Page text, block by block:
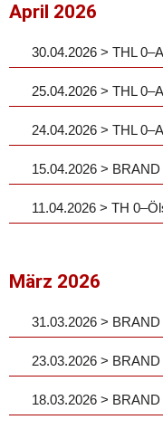
April 2026
30.04.2026 > THL
25.04.2026 > THL
24.04.2026 > THL
15.04.2026 >
11.04.2026 > TH
März 2026
31.03.2026 >
23.03.2026 >
18.03.2026 >